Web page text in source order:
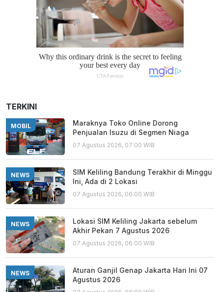
TERKINI
MOBIL
Maraknya Toko Online Dorong
Penjualan Isuzu di Segmen Niaga
07 Agustus 2026, 07:00 WIB
NEWS
SIM Keliling Bandung Terakhir di Minggu
Ini, Ada di 2 Lokasi
07 Agustus 2026, 06:00 WIB
NEWS
Lokasi SIM Keliling Jakarta sebelum
Akhir Pekan 7 Agustus 2026
07 Agustus 2026, 06:00 WIB
NEWS
Aturan Ganjil Genap Jakarta Hari Ini 07
Agustus 2026